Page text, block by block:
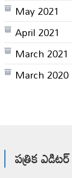
May 2021
April 2021
March 2021
March 2020
పత్రిక ఎడిటర్